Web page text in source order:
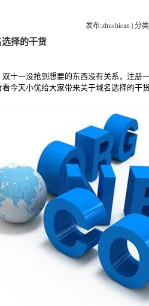
发布:zhushican | 分
择的干货
双十一没抢到想要的东西没有关系，注册
看今天小优给大家带来关于域名选择的干